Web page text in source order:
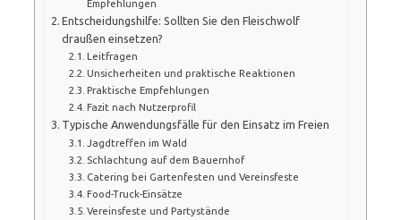
Empfehlungen
Entscheidungshilfe: Sollten Sie den Fleischwolf
draußen einsetzen?
Leitfragen
Unsicherheiten und praktische Reaktionen
Praktische Empfehlungen
Fazit nach Nutzerprofil
Typische Anwendungsfälle für den Einsatz im Freien
Jagdtreffen im Wald
Schlachtung auf dem Bauernhof
Catering bei Gartenfesten und Vereinsfeste
Food-Truck-Einsätze
Vereinsfeste und Partystände